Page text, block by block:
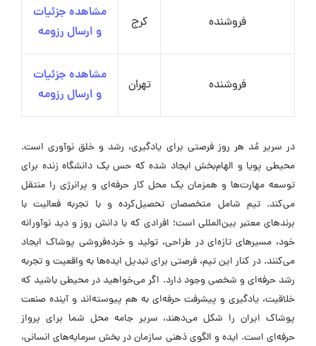
فروشنده کرج
مشاهده جزئیات
و ارسال رزومه
فروشنده تهران
مشاهده جزئیات
و ارسال رزومه
در سریر مُد هر روز فرصتی برای یادگیری، رشد و خلق نوآوری است.
محیطی پویا و الهام‌بخش ایجاد شده که حس یک دانشگاه زنده برای
توسعه مهارت‌ها و همزمان یک محل کار حرفه‌ای و پرانرژی را منتقل
می‌کند. تیم شامل متخصصان تحصیل‌کرده و با تجربه فعالیت با
برندهای معتبر بین‌المللی است؛ افرادی که با دانش روز و دید نوآورانه
خود، مسیرهای تازه‌ای در طراحی، تولید و خرده‌فروشی پوشاک ایجاد
می‌کنند. در کنار این تیم، فرصتی برای تبدیل ایده‌ها به واقعیت و تجربه
رشد حرفه‌ای و شخصی وجود دارد. اگر می‌خواهید در محیطی باشید که
خلاقیت، یادگیری و پیشرفت حرفه‌ای به هم پیوسته‌اند و آینده صنعت
پوشاک ایران را شکل می‌دهند، سریر جامه محل شما برای پرواز
حرفه‌ای است. ایده و الگوی ذهنی سازمان در بخش سرمایه‌های انسانی،